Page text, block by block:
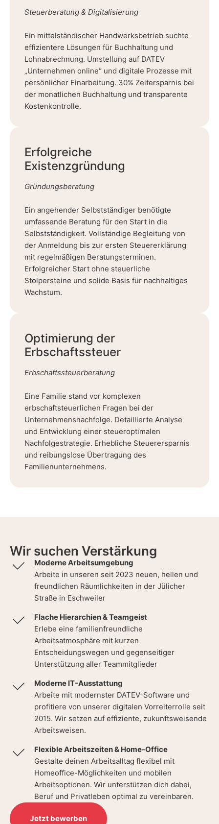
Steuerberatung & Digitalisierung
Ein mittelständischer Handwerksbetrieb suchte
effizientere Lösungen für Buchhaltung und
Lohnabrechnung. Umstellung auf DATEV
„Unternehmen online“ und digitale Prozesse mit
persönlicher Einarbeitung. 30% Zeitersparnis bei
der monatlichen Buchhaltung und transparente
Kostenkontrolle.
Erfolgreiche
Existenzgründung
Gründungsberatung
Ein angehender Selbstständiger benötigte
umfassende Beratung für den Start in die
Selbstständigkeit. Vollständige Begleitung von
der Anmeldung bis zur ersten Steuererklärung
mit regelmäßigen Beratungsterminen.
Erfolgreicher Start ohne steuerliche
Stolpersteine und solide Basis für nachhaltiges
Wachstum.
Optimierung der
Erbschaftssteuer
Erbschaftssteuerberatung
Eine Familie stand vor komplexen
erbschaftsteuerlichen Fragen bei der
Unternehmensnachfolge. Detaillierte Analyse
und Entwicklung einer steueroptimalen
Nachfolgestrategie. Erhebliche Steuerersparnis
und reibungslose Übertragung des
Familienunternehmens.
Wir suchen Verstärkung
Moderne Arbeitsumgebung
Arbeite in unseren seit 2023 neuen, hellen und
freundlichen Räumlichkeiten in der Jülicher
Straße in Eschweiler
Flache Hierarchien & Teamgeist
Erlebe eine familienfreundliche
Arbeitsatmosphäre mit kurzen
Entscheidungswegen und gegenseitiger
Unterstützung aller Teammitglieder
Moderne IT-Ausstattung
Arbeite mit modernster DATEV-Software und
profitiere von unserer digitalen Vorreiterrolle seit
2015. Wir setzen auf effiziente, zukunftsweisende
Arbeitsweisen.
Flexible Arbeitszeiten & Home-Office
Gestalte deinen Arbeitsalltag flexibel mit
Homeoffice-Möglichkeiten und mobilen
Arbeitsoptionen. Wir unterstützen dich dabei,
Beruf und Privatleben optimal zu vereinbaren.
Jetzt bewerben